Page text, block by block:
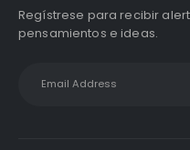
Regístrese para recibir
pensamientos e ideas.